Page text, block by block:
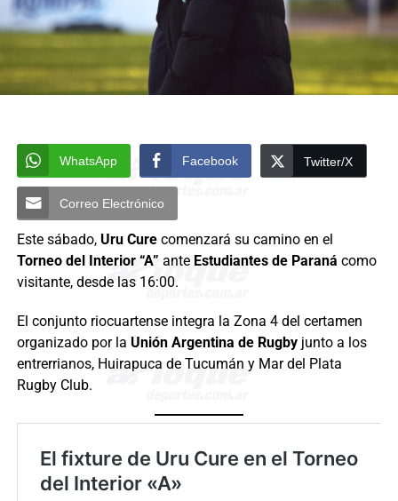
WhatsApp Facebook Twitter/X
Correo Electrónico
Este sábado, Uru Cure comenzará su camino en el
Torneo del Interior “A” ante Estudiantes de Paraná como
visitante, desde las 16:00.
El conjunto riocuartense integra la Zona 4 del certamen
organizado por la Unión Argentina de Rugby junto a los
entrerrianos, Huirapuca de Tucumán y Mar del Plata
Rugby Club.